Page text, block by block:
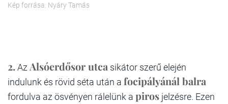
Kép forrása: Nyáry Tamás
2.Az Alsóerdősor utca sikátor szerű elején
indulunk és rövid séta után a focipályánál balra
fordulva az ösvényen rálelünk a piros jelzésre. Ezen